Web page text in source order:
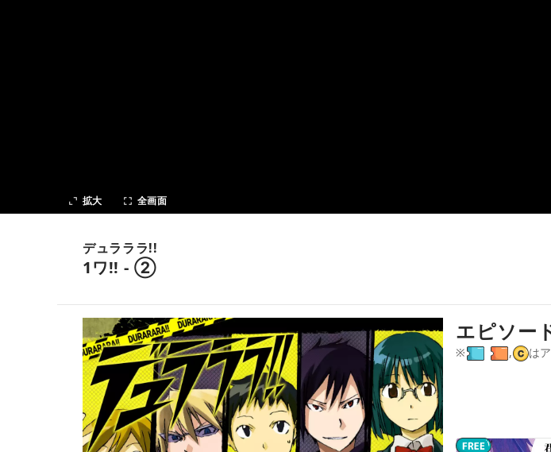
次の話
拡大 全画面
デュラララ!!
1ワ!! - ②
エピソー
※ , は